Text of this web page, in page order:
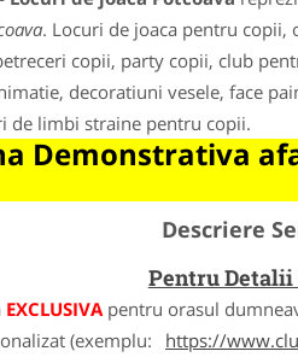
. Locuri de joaca pentru copii,
copii, party copii, club
decoratiuni vesele, face
de limbi straine pentru copii.
Demonstrativa
Descriere
Pentru Detalii
EXCLUSIVApentru orasul
(exemplu:
https://